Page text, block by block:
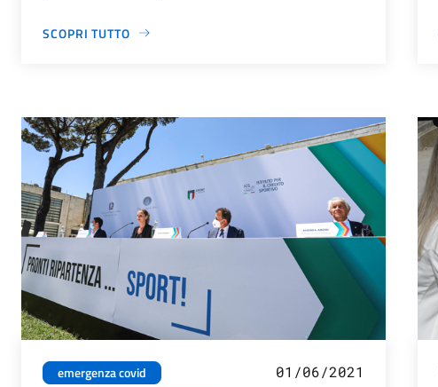
SCOPRI TUTTO
emergenza covid
01/06/2021